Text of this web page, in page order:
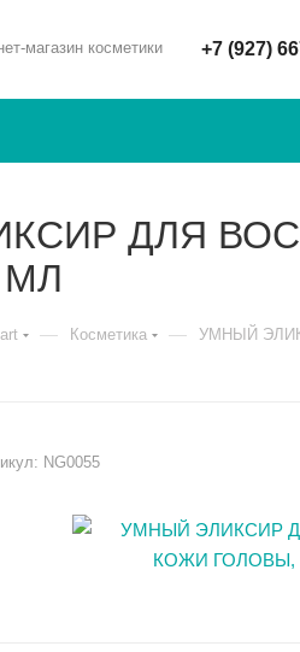
магазин косметики +7 (927)
ДЛЯ
МЛ
— Косметика — УМНЫЙ
NG0055